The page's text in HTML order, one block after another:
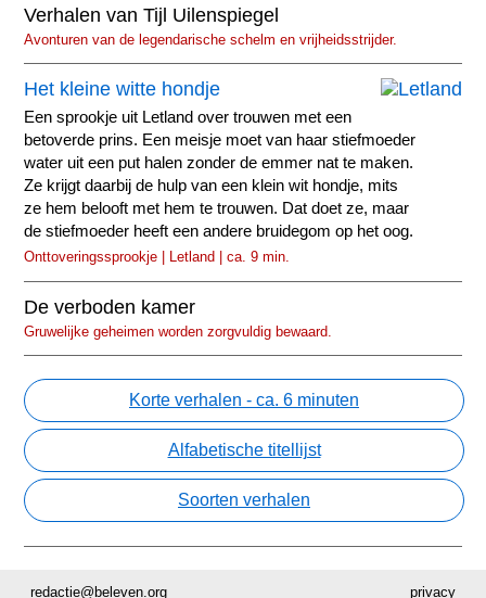
Verhalen van Tijl Uilenspiegel
Avonturen van de legendarische schelm en vrijheidsstrijder.
Het kleine witte hondje
Een sprookje uit Letland over trouwen met een
betoverde prins. Een meisje moet van haar stiefmoeder
water uit een put halen zonder de emmer nat te maken.
Ze krijgt daarbij de hulp van een klein wit hondje, mits
ze hem belooft met hem te trouwen. Dat doet ze, maar
de stiefmoeder heeft een andere bruidegom op het oog.
Onttoveringssprookje | Letland | ca. 9 min.
De verboden kamer
Gruwelijke geheimen worden zorgvuldig bewaard.
Korte verhalen - ca. 6 minuten
Alfabetische titellijst
Soorten verhalen
privacy
redactie@beleven.org